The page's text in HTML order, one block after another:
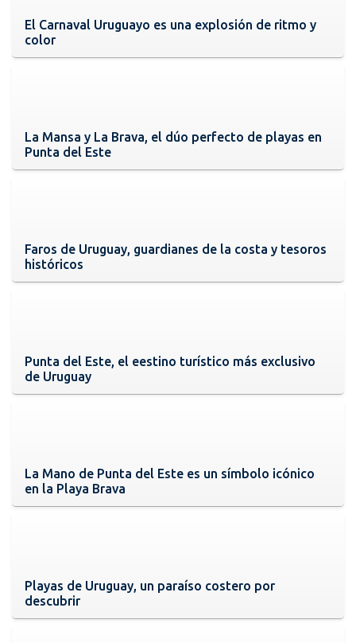
El Carnaval Uruguayo es una explosión de ritmo y
color
La Mansa y La Brava, el dúo perfecto de playas en
Punta del Este
Faros de Uruguay, guardianes de la costa y tesoros
históricos
Punta del Este, el eestino turístico más exclusivo
de Uruguay
La Mano de Punta del Este es un símbolo icónico
en la Playa Brava
Playas de Uruguay, un paraíso costero por
descubrir